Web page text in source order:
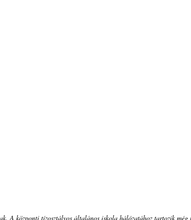
A központi tízosztályos általános iskola hálózatához tartozik